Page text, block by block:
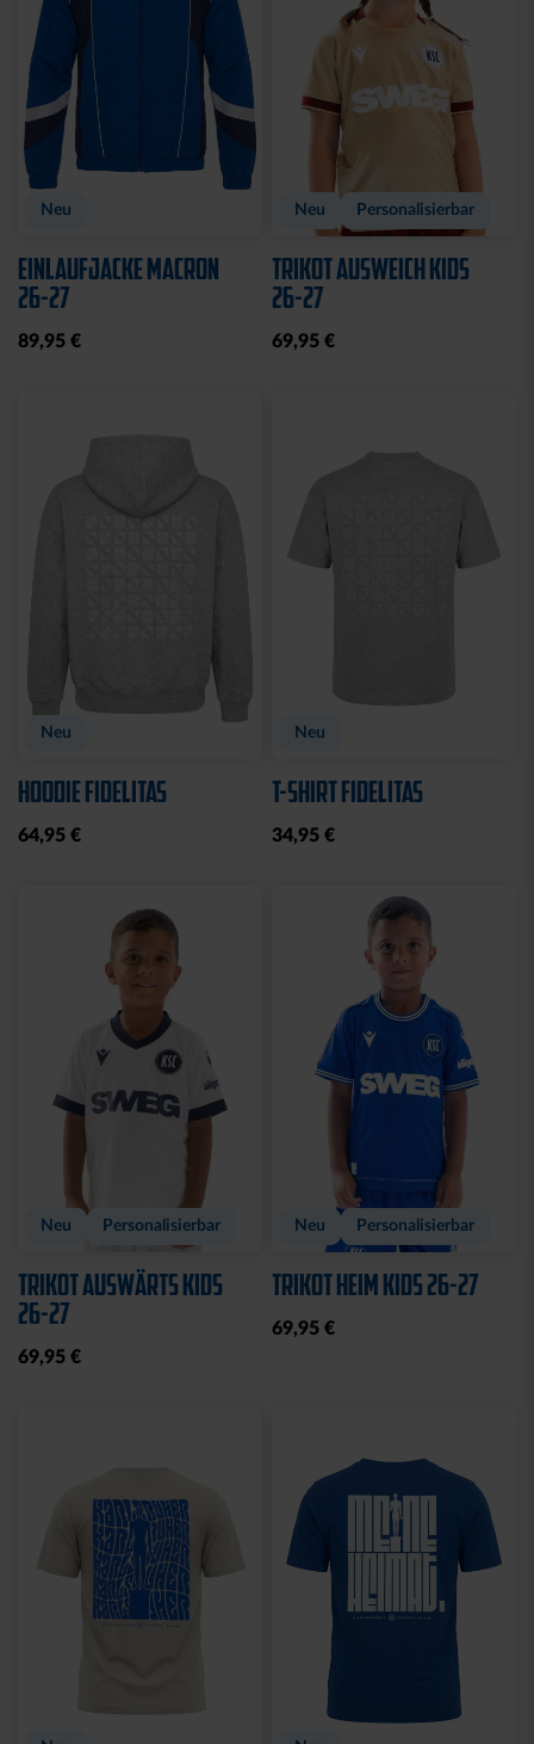
Neu
EINLAUFJACKE MACRON
26-27
89,95 €
Neu Personalisierbar
TRIKOT AUSWEICH KIDS
26-27
69,95 €
Neu
HOODIE FIDELITAS
64,95 €
Neu
T-SHIRT FIDELITAS
34,95 €
Neu Personalisierbar
TRIKOT AUSWÄRTS KIDS
26-27
69,95 €
Neu Personalisierbar
TRIKOT HEIM KIDS 26-27
69,95 €